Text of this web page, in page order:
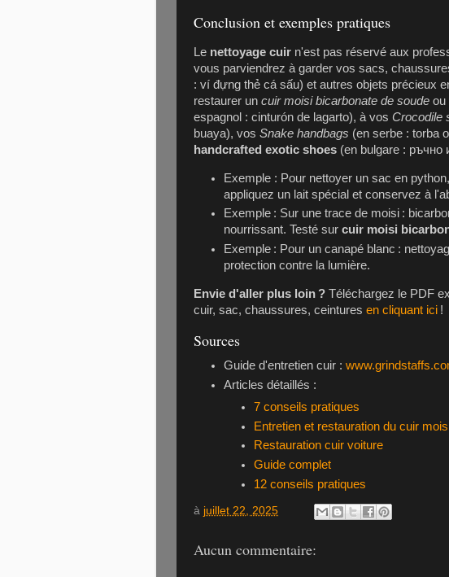
Conclusion et exemples pratiques
Le nettoyage cuir n'est pas réservé aux
vous parviendrez à garder vos sacs,
: ví đựng thẻ cá sấu) et autres objets précieux
restaurer un cuir moisi bicarbonate de soude ou
espagnol : cinturón de lagarto), à vos Crocodile
buaya), vos Snake handbags (en serbe : torba
handcrafted exotic shoes (en bulgare : ръчно
Exemple : Pour nettoyer un sac en
appliquez un lait spécial et conservez à
Exemple : Sur une trace de moisi :
nourrissant. Testé surcuir moisi
Exemple : Pour un canapé blanc :
protection contre la lumière.
Envie d'aller plus loin ? Téléchargez le PDF
cuir, sac, chaussures, ceintures en cliquant ici !
Sources
Guide d'entretien cuir :
Articles détaillés :
7 conseils pratiques
Entretien et restauration du cuir
Restauration cuir voiture
Guide complet
12 conseils pratiques
à juillet 22, 2025
Aucun commentaire: